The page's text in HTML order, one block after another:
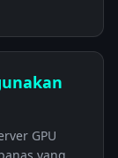
GPU